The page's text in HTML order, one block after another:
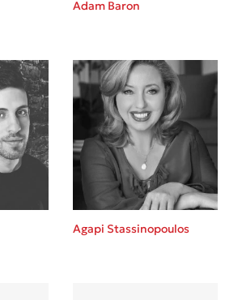
Sebastian Fitzek
Playlist
Adam Baron
Agapi Stassinopoulos